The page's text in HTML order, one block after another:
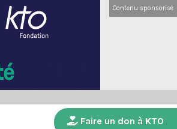
Contenu sponsorisé
Faire un don à KTO